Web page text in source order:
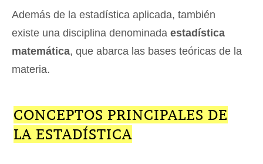
Además de la estadística aplicada, también
existe una disciplina denominada estadística
matemática, que abarca las bases teóricas de la
materia.
CONCEPTOS PRINCIPALES DE
LA ESTADÍSTICA